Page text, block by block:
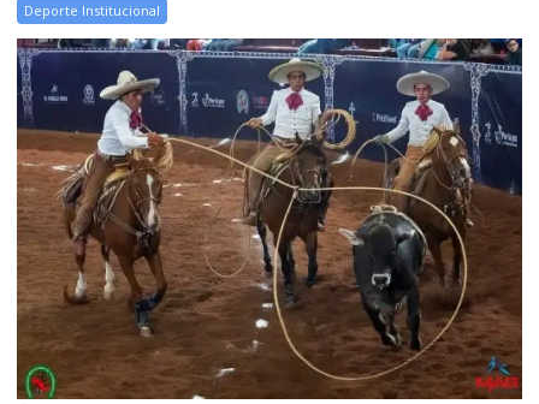
Deporte Institucional